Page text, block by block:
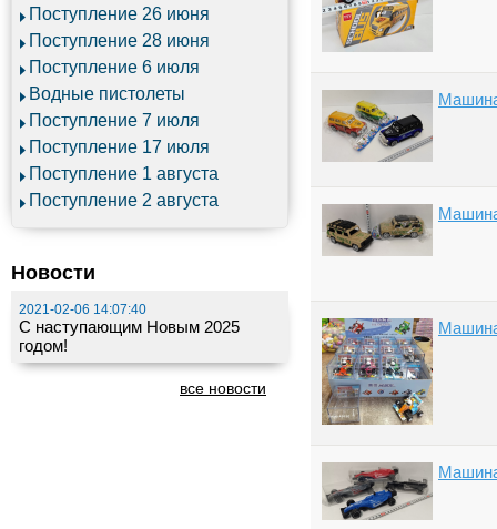
Поступление 26 июня
Поступление 28 июня
Поступление 6 июля
Водные пистолеты
Поступление 7 июля
Поступление 17 июля
Поступление 1 августа
Поступление 2 августа
Новости
2021-02-06 14:07:40
С наступающим Новым 2025
годом!
все новости